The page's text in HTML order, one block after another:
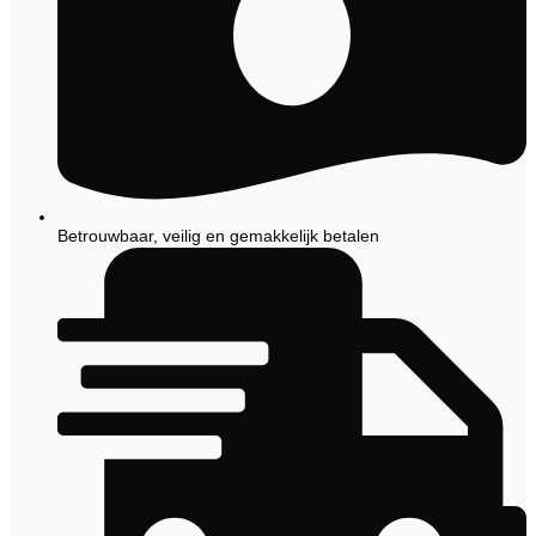
Betrouwbaar, veilig en gemakkelijk betalen